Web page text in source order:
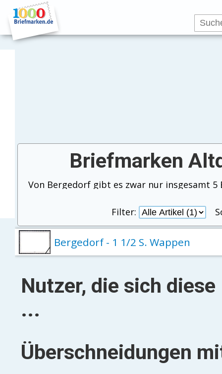
Briefmarken
Filter:
Bergedorf - 1 1/2 S. Wappen
Nutzer, die sich
...
Überschneidungen